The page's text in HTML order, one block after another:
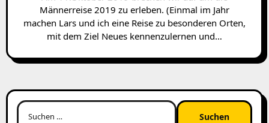
Männerreise 2019 zu erleben. (Einmal im Jahr
machen Lars und ich eine Reise zu besonderen Orten,
mit dem Ziel Neues kennenzulernen und…
Suchen
nach: